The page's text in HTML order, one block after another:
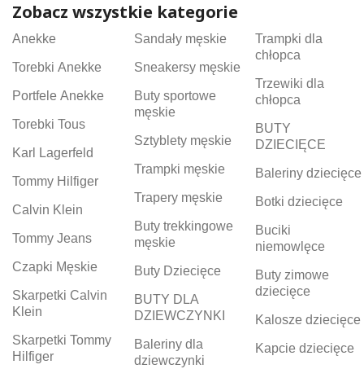
Zobacz wszystkie kategorie
Anekke
Torebki Anekke
Portfele Anekke
Torebki Tous
Karl Lagerfeld
Tommy Hilfiger
Calvin Klein
Tommy Jeans
Czapki Męskie
Skarpetki Calvin
Klein
Skarpetki Tommy
Hilfiger
Sandały męskie
Sneakersy męskie
Buty sportowe
męskie
Sztyblety męskie
Trampki męskie
Trapery męskie
Buty trekkingowe
męskie
Buty Dziecięce
BUTY DLA
DZIEWCZYNKI
Baleriny dla
dziewczynki
Trampki dla
chłopca
Trzewiki dla
chłopca
BUTY
DZIECIĘCE
Baleriny dziecięce
Botki dziecięce
Buciki
niemowlęce
Buty zimowe
dziecięce
Kalosze dziecięce
Kapcie dziecięce